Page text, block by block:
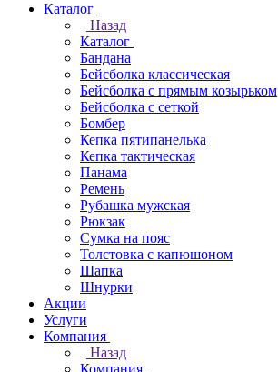
Каталог
Назад
Каталог
Бандана
Бейсболка классическая
Бейсболка с прямым козырьком
Бейсболка с сеткой
Бомбер
Кепка пятипанелька
Кепка тактическая
Панама
Ремень
Рубашка мужская
Рюкзак
Сумка на пояс
Толстовка с капюшоном
Шапка
Шнурки
Акции
Услуги
Компания
Назад
Компания